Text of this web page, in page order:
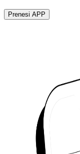
Prenesi APP